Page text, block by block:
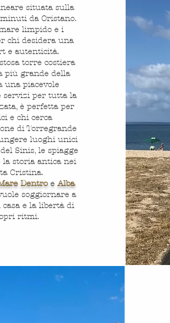
situata sulla
da Oristano.
limpido e i
chi desidera una
e autenticità.
torre costiera
più grande della
una piacevole
servizi per tutta la
è perfetta per
e chi cerca
di Torregrande
luoghi unici
Sinis, le spiagge
storia antica nei
Cristina.
Dentro eAlba
soggiornare a
e la libertà di
ritmi.